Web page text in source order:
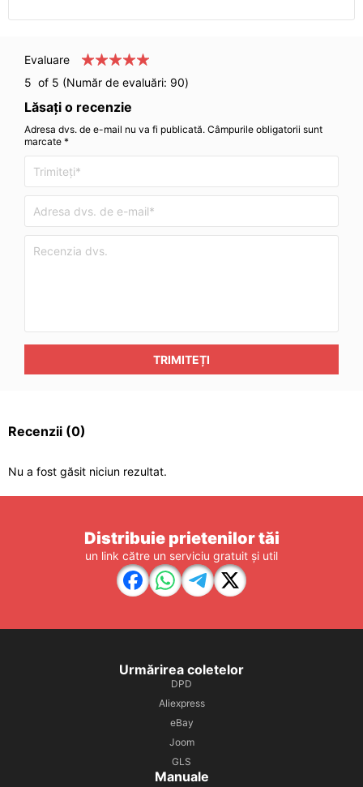
Evaluare
5 of 5 (Număr de evaluări: 90)
Lăsați o recenzie
Adresa dvs. de e-mail nu va fi publicată. Câmpurile obligatorii sunt
marcate *
TRIMITEȚI
Recenzii (0)
Nu a fost găsit niciun rezultat.
Distribuie prietenilor tăi
un link către un serviciu gratuit și util
Urmărirea coletelor
DPD
Aliexpress
eBay
Joom
GLS
Manuale